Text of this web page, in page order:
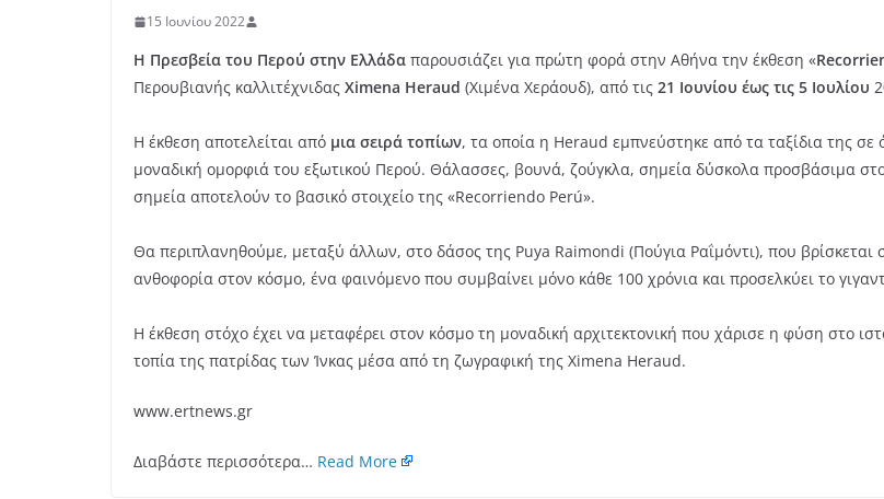
15 Ιουνίου 2022
Η Πρεσβεία του Περού στην Ελλάδα παρουσιάζει για πρώτη φορά στην Αθήνα την έκθεση «
Περουβιανής καλλιτέχνιδας Χimena Heraud (Χιμένα Χεράουδ), από τις 21 Ιουνίου έως τις 5 Ιουλίου
Η έκθεση αποτελείται από μια σειρά τοπίων, τα οποία η Heraud εμπνεύστηκε από τα ταξίδια της
μοναδική ομορφιά του εξωτικού Περού. Θάλασσες, βουνά, ζούγκλα, σημεία δύσκολα προσβάσιμα
σημεία αποτελούν το βασικό στοιχείο της «Recorriendo Perú».
Θα περιπλανηθούμε, μεταξύ άλλων, στο δάσος της Puya Raimondi (Πούγια Ραΐμόντι), που βρίσκεται
ανθοφορία στον κόσμο, ένα φαινόμενο που συμβαίνει μόνο κάθε 100 χρόνια και προσελκύει το
Η έκθεση στόχο έχει να μεταφέρει στον κόσμο τη μοναδική αρχιτεκτονική που χάρισε η φύση στο
τοπία της πατρίδας των Ίνκας μέσα από τη ζωγραφική της Ximena Heraud.
www.ertnews.gr
Διαβάστε περισσότερα… Read More